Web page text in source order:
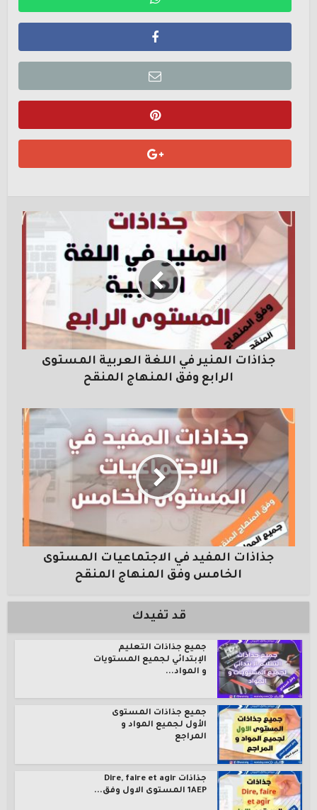
جذاذات المنير في اللغة العربية المستوى
الرابع وفق المنهاج المنقح
جذاذات المفيد في الاجتماعيات المستوى
الخامس وفق المنهاج المنقح
قد تفيدك
جميع جذاذات التعليم
الإبتدائي لجميع المستويات
و المواد...
جميع جذاذات المستوى
الأول لجميع المواد و
المراجع
جذاذات Dire, faire et agir
1AEP المستوى الاول وفق...